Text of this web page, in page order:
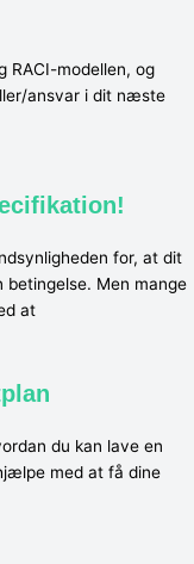
RACI-modellen, og
ansvar i dit næste
for, at dit
Men mange
at
du kan lave en
med at få dine